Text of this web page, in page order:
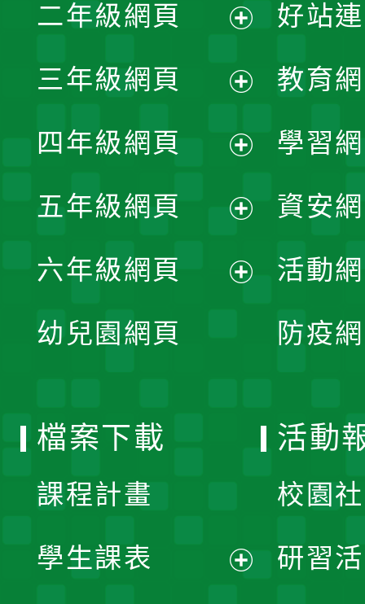
開
選
單
二年級網頁
開
選
單
三年級網頁
開
選
單
四年級網頁
開
選
五年級網頁
開
六年級網頁
幼兒園網頁
好站
教育
學習
資安
活動
防疫
檔案下載
課程計畫
學生課表
活動
校園
研習